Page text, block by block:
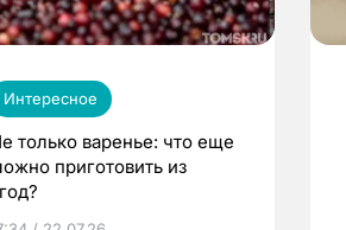
Интересное
только варенье: что еще
приготовить из